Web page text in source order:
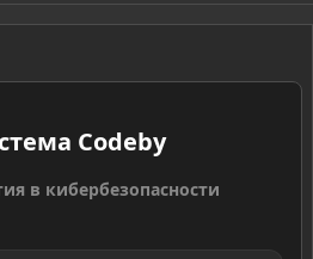
Codeby
в кибербезопасности